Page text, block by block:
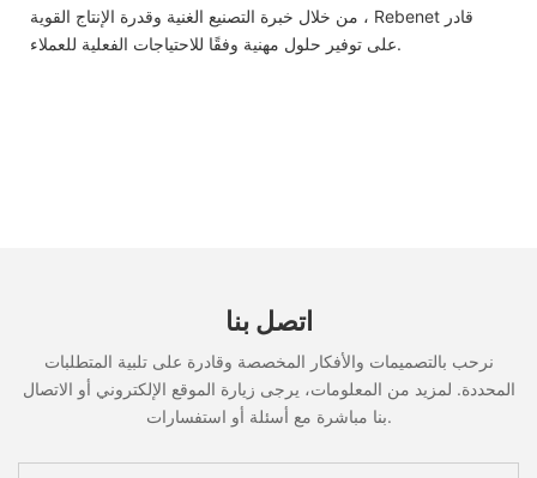
من خلال خبرة التصنيع الغنية وقدرة الإنتاج القوية ، Rebenet قادر
على توفير حلول مهنية وفقًا للاحتياجات الفعلية للعملاء.
اتصل بنا
نرحب بالتصميمات والأفكار المخصصة وقادرة على تلبية المتطلبات
المحددة. لمزيد من المعلومات، يرجى زيارة الموقع الإلكتروني أو الاتصال
بنا مباشرة مع أسئلة أو استفسارات.